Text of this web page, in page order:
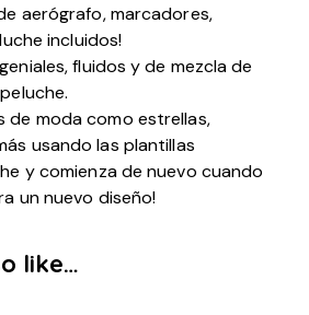
aerógrafo, marcadores,
incluidos!
fluidos y de mezcla de
de moda como estrellas,
usando las plantillas
y comienza de nuevo cuando
un nuevo diseño!
like…